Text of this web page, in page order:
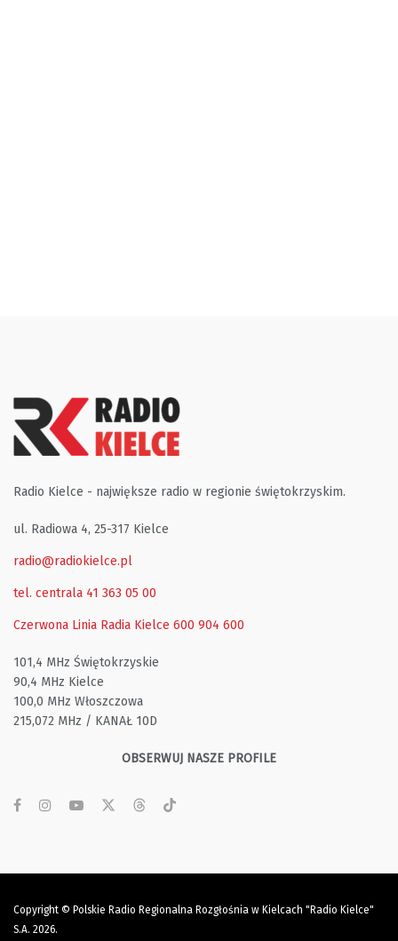
Radio Kielce - największe radio w regionie świętokrzyskim.
ul. Radiowa 4, 25-317 Kielce
radio@radiokielce.pl
tel. centrala 41 363 05 00
Czerwona Linia Radia Kielce 600 904 600
101,4 MHz Świętokrzyskie
90,4 MHz Kielce
100,0 MHz Włoszczowa
215,072 MHz / KANAŁ 10D
OBSERWUJ NASZE PROFILE
Copyright © Polskie Radio Regionalna Rozgłośnia w Kielcach "Radio Kielce"
S.A. 2026.